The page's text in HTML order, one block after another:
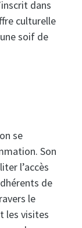
dans
culturelle
soif de
se
Son
l’accès
de
le
les visites